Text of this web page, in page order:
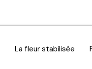
La fleur stabilisée